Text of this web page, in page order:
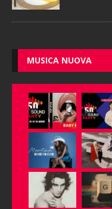
MUSICA NUOVA